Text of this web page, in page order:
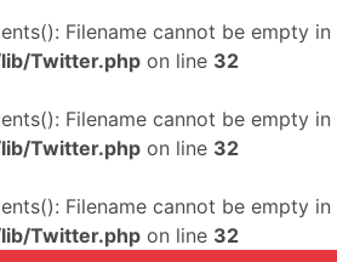
Filename cannot be empty in
Twitter.php on line 32
Filename cannot be empty in
Twitter.php on line 32
Filename cannot be empty in
Twitter.php on line 32